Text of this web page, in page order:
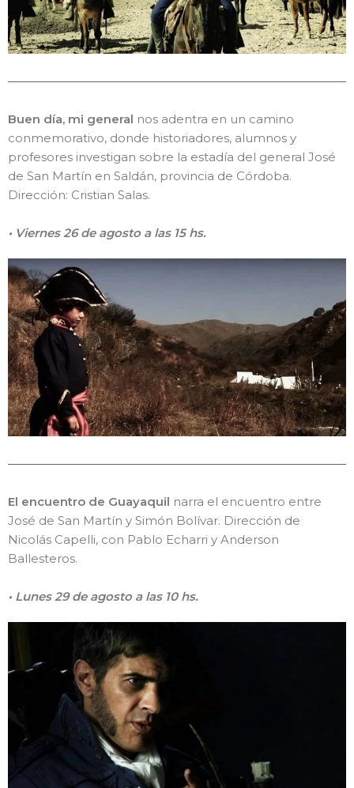
Buen día, mi general nos adentra en un camino
conmemorativo, donde historiadores, alumnos y
profesores investigan sobre la estadía del general José
de San Martín en Saldán, provincia de Córdoba.
Dirección: Cristian Salas.
• Viernes 26 de agosto a las 15 hs.
El encuentro de Guayaquil narra el encuentro entre
José de San Martín y Simón Bolívar. Dirección de
Nicolás Capelli, con Pablo Echarri y Anderson
Ballesteros.
• Lunes 29 de agosto a las 10 hs.